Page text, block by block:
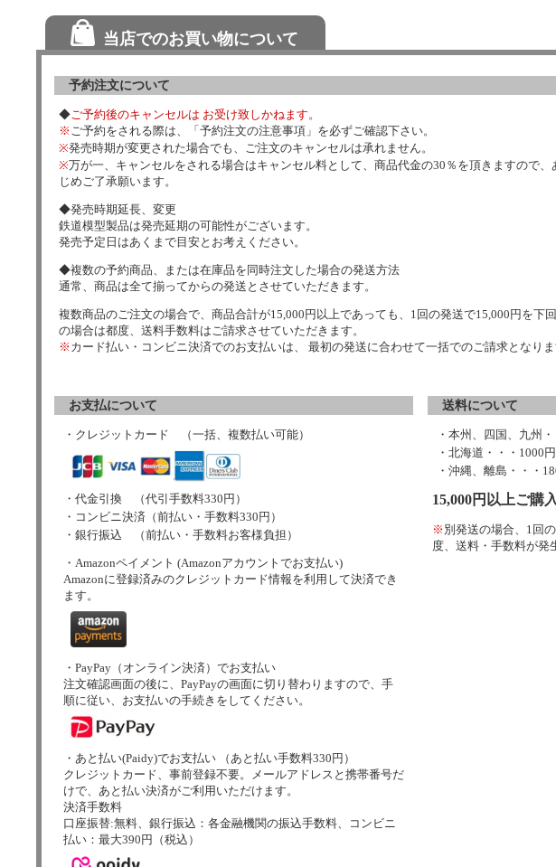
当店でのお買い物について
予約注文について
◆ご予約後のキャンセルは お受け致しかねます。
※ ご予約をされる際は、「予約注文の注意事項」を必ずご確認下さい。
※発売時期が変更された場合でも、ご注文のキャンセルは承れません。
※万が一、キャンセルをされる場合はキャンセル料として、商品代金の30％を頂きますので、
じめご了承願います。
◆発売時期延長、変更
鉄道模型製品は発売延期の可能性がございます。
発売予定日はあくまで目安とお考えください。
◆複数の予約商品、または在庫品を同時注文した場合の発送方法
通常、商品は全て揃ってからの発送とさせていただきます。
複数商品のご注文の場合で、商品合計が15,000円以上であっても、1回の発送で15,000円を下
の場合は都度、送料手数料はご請求させていただきます。
※ カード払い・コンビニ決済でのお支払いは、 最初の発送に合わせて一括でのご請求となりま
お支払について
・クレジットカード （一括、複数払い可能）
・代金引換 （代引手数料330円）
・コンビニ決済（前払い・手数料330円）
・銀行振込 （前払い・手数料お客様負担）
・Amazonペイメント (Amazonアカウントでお支払い)
Amazonに登録済みのクレジットカード情報を利用して決済でき
ます。
・PayPay（オンライン決済）でお支払い
注文確認画面の後に、PayPayの画面に切り替わりますので、手
順に従い、お支払いの手続きをしてください。
・あと払い(Paidy)でお支払い （あと払い手数料330円）
クレジットカード、事前登録不要。メールアドレスと携帯番号だ
けで、あと払い決済がご利用いただけます。
決済手数料
口座振替:無料、銀行振込：各金融機関の振込手数料、コンビニ
払い：最大390円（税込）
送料について
・本州、四国、九州
・北海道・・・1000円
・沖縄、離島・・・
15,000円以上ご購
※ 別発送の場合、1回
度、送料・手数料が発